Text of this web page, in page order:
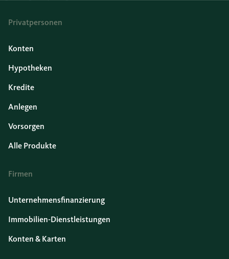
Privatpersonen
Konten
Hypotheken
Kredite
Anlegen
Vorsorgen
Alle Produkte
Firmen
Unternehmensfinanzierung
Immobilien-Dienstleistungen
Konten & Karten